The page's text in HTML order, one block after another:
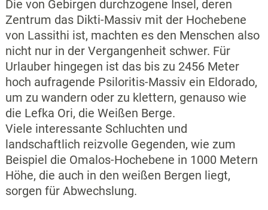
Die von Gebirgen durchzogene Insel, deren
Zentrum das Dikti-Massiv mit der Hochebene
von Lassithi ist, machten es den Menschen also
nicht nur in der Vergangenheit schwer. Für
Urlauber hingegen ist das bis zu 2456 Meter
hoch aufragende Psiloritis-Massiv ein Eldorado,
um zu wandern oder zu klettern, genauso wie
die Lefka Ori, die Weißen Berge.
Viele interessante Schluchten und
landschaftlich reizvolle Gegenden, wie zum
Beispiel die Omalos-Hochebene in 1000 Metern
Höhe, die auch in den weißen Bergen liegt,
sorgen für Abwechslung.